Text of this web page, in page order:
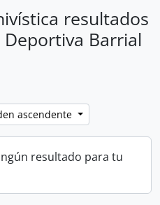
resultados
Deportiva Barrial
ascendente
resultado para tu